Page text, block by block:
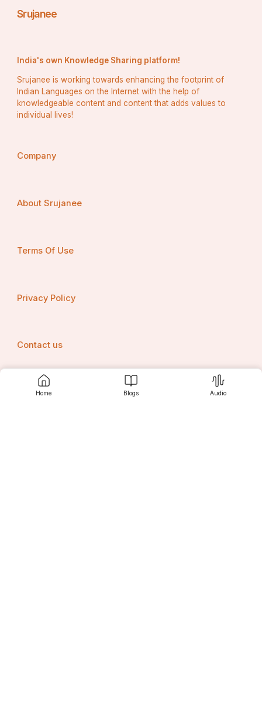
Home Blogs Audio
ଶ୍ରୀଅଙ୍ଗ ଲାଗି ହୋଇଥାନ୍ତି । ଏହା ପରେ ମହାପ୍ରଭୁ ଙ୍କର
ମଇଲମ ବେଶ ହୋଇଥାଏ । ପ୍ରଭୁଙ୍କ ସନ୍ଧ୍ୟା
ବେଶ, ବଡ଼ସିଂହାର ଭୋଗ, ପରେ ରାତ୍ର ପହୁଡ଼ ଅନୁଷ୍ଟିତ ହେବ
।
Srujanee
India's own Knowledge Sharing platform!
Srujanee is working towards enhancing the footprint of
Indian Languages on the Internet with the help of
knowledgeable content and content that adds values to
individual lives!
Company
About Srujanee
Terms Of Use
Privacy Policy
Contact us